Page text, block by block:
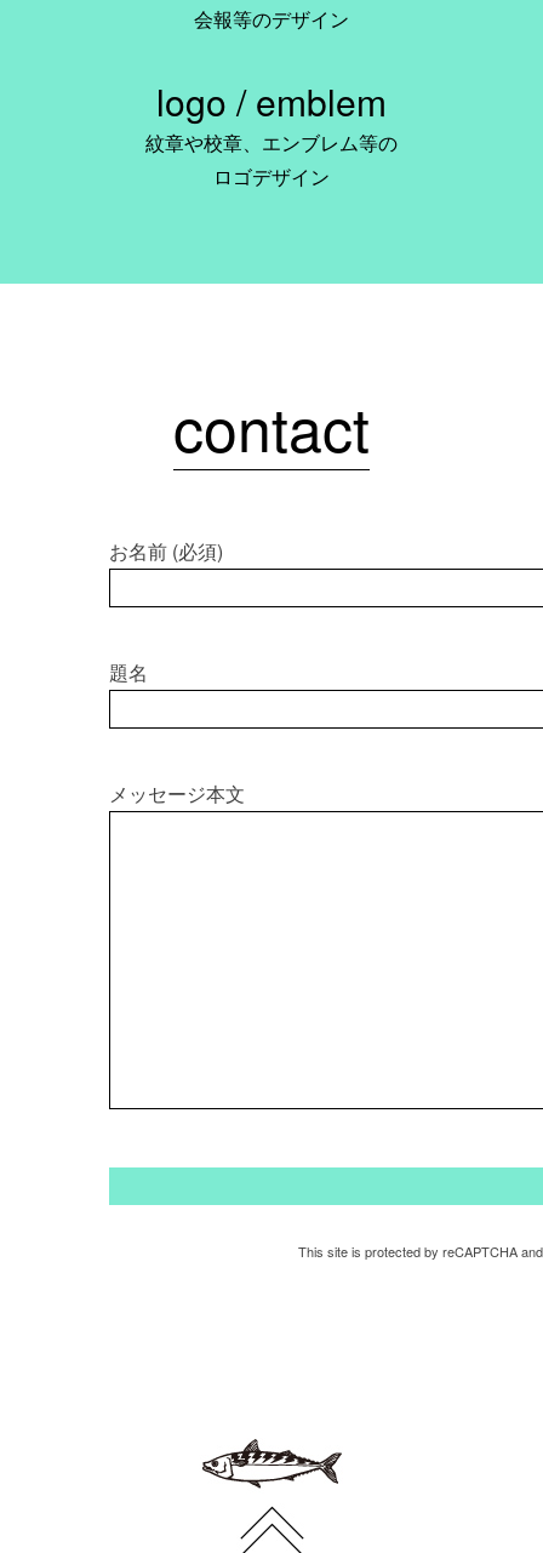
会報等のデザイン
logo / emblem
紋章や校章、エンブレム等の
ロゴデザイン
contact
お名前 (必須)
題名
メッセージ本文
This site is protected by reCAPTCHA